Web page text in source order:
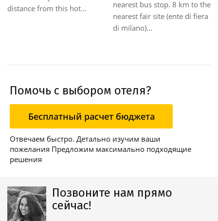
Sempione, Castel...
sights by public transport,
with the nearest stop only 20
m from th...
Помочь с выбором отеля?
Бесплатный расчет бюджета
Отвечаем быстро. Детально изучим ваши
пожелания Предложим максимально подходящие
решения
Позвоните нам прямо
сейчас!